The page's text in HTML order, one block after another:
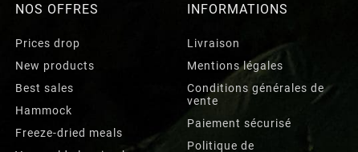
NOS OFFRES
Prices drop
New products
Best sales
Hammock
Freeze-dried meals
INFORMATIONS
Livraison
Mentions légales
Conditions générales de
vente
Paiement sécurisé
Politique de